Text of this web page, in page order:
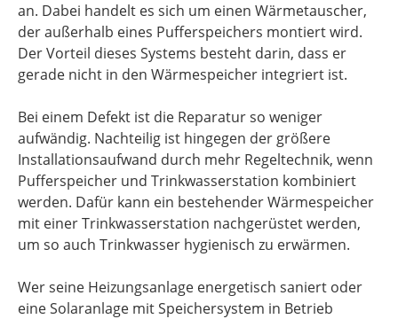
an. Dabei handelt es sich um einen Wärmetauscher,
der außerhalb eines Pufferspeichers montiert wird.
Der Vorteil dieses Systems besteht darin, dass er
gerade nicht in den Wärmespeicher integriert ist.
Bei einem Defekt ist die Reparatur so weniger
aufwändig. Nachteilig ist hingegen der größere
Installationsaufwand durch mehr Regeltechnik, wenn
Pufferspeicher und Trinkwasserstation kombiniert
werden. Dafür kann ein bestehender Wärmespeicher
mit einer Trinkwasserstation nachgerüstet werden,
um so auch Trinkwasser hygienisch zu erwärmen.
Wer seine Heizungsanlage energetisch saniert oder
eine Solaranlage mit Speichersystem in Betrieb